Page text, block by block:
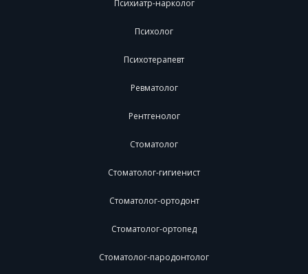
Психиатр-нарколог
Психолог
Психотерапевт
Ревматолог
Рентгенолог
Стоматолог
Стоматолог-гигиенист
Стоматолог-ортодонт
Стоматолог-ортопед
Стоматолог-пародонтолог